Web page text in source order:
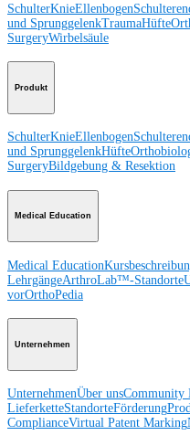
SchulterKnieEllenbogen
und SprunggelenkTraumaHüfte
SurgeryWirbelsäule
Produkt
SchulterKnieEllenbogen
und SprunggelenkHüfte
SurgeryBildgebung & Resektion
Medical Education
Medical Education
LehrgängeArthroLab™-Standorte
vorOrthoPedia
Unternehmen
UnternehmenÜber unsCommunity
LieferketteStandorteFörderung
ComplianceVirtual Patent Marking